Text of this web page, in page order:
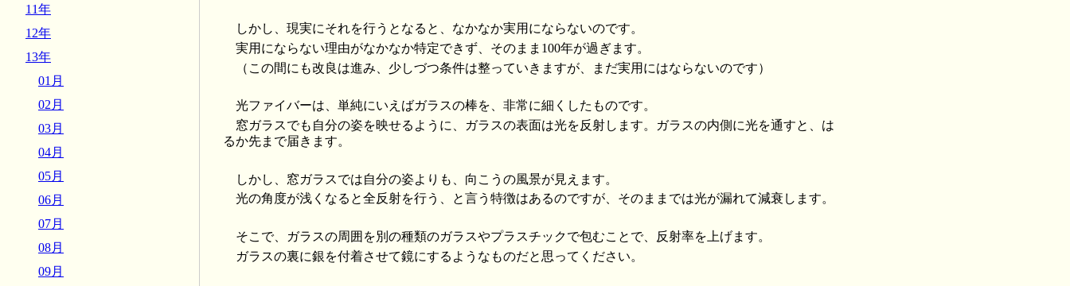
しかし、現実にそれを行うとなると、なかなか実用にならないのです。
実用にならない理由がなかなか特定できず、そのまま100年が過ぎます。
（この間にも改良は進み、少しづつ条件は整っていきますが、まだ実用にはならないのです）
光ファイバーは、単純にいえばガラスの棒を、非常に細くしたものです。
窓ガラスでも自分の姿を映せるように、ガラスの表面は光を反射します。ガラスの内側に光を通すと、は
るか先まで届きます。
しかし、窓ガラスでは自分の姿よりも、向こうの風景が見えます。
光の角度が浅くなると全反射を行う、と言う特徴はあるのですが、そのままでは光が漏れて減衰します。
そこで、ガラスの周囲を別の種類のガラスやプラスチックで包むことで、反射率を上げます。
ガラスの裏に銀を付着させて鏡にするようなものだと思ってください。
11年
12年
13年
01月
02月
03月
04月
05月
06月
07月
08月
09月